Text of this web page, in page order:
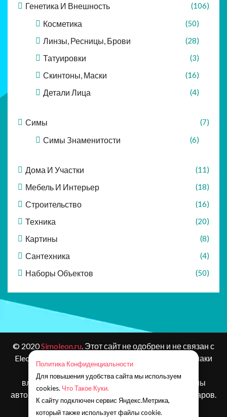
Генетика И Внешность (106)
Косметика (50)
Линзы, Ресницы, Брови (28)
Татуировки (3)
Скинтоны, Маски (16)
Детали Лица (4)
Симы (7)
Симы Знаменитости (6)
Дома И Участки (11)
Мебель И Интерьер (18)
Строительство (16)
Техника (20)
Картины (8)
Сантехника (4)
Наборы Объектов (50)
© 2020Simoleon.ru. Этот сайт не одобрен и не связан с
Electronic Arts или ее лицензиарами. Товарные знаки
являются собственностью соответствующих
владельцев. Контент и материалы игр защищены
авторским правом Electronic Arts Inc. и ее лицензиаров.
Все права защищены.
Политика Конфиденциальности
Для повышения удобства сайта мы используем
cookies. Что Такое Куки.
К сайту подключен сервис Яндекс.Метрика,
который также использует файлы cookie.